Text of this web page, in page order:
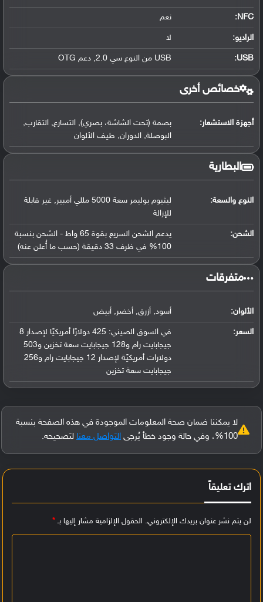
NFC
: نعم
الراديو: لا
USB
: USB من النوع سي 2.0, دعم OTG
خصائص أخرى
أجهزة الاستشعار:
بصمة (تحت الشاشة، بصري), التسارع, التقارب,
البوصلة, الدوران, طيف الألوان
البطارية
النوع والسعة:
ليثيوم بوليمر سعة 5000 مللي أمبير, غير قابلة
للإزالة
الشحن:
يدعم الشحن السريع بقوة 65 واط - الشحن بنسبة
100% في ظرف 33 دقيقة (حسب ما أُعلن عنه)
‏متفرقات‏
الألوان: أسود, أزرق, أخضر, أبيض
السعر:
في السوق الصيني: 425 دولارًا أمريكيًا لإصدار 8
جيجابايت رام و128 جيجابايت سعة تخزين و503
دولارات أمريكيًة لإصدار 12 جيجابايت رام و256
جيجابايت سعة تخزين
لا يمكننا ضمان صحة المعلومات الموجودة في هذه الصفحة بنسبة
100%، وفي حالة وجود خطأ يُرجى
التواصل معنا لتصحيحه.
اترك تعليقاً
لن يتم نشر عنوان بريدك الإلكتروني. الحقول الإلزامية مشار إليها بـ*